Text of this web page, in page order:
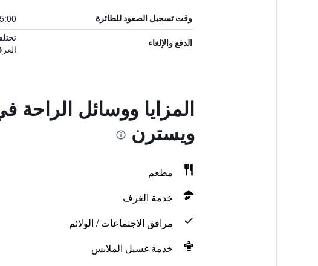
وقت تسجيل الصعود للطائرة
الدفع والإلغاء
المزايا ووسائل
ويسترن
مطعم
خدمة الغرف
مرافق الاجتماعات / الولائم
خدمة غسيل الملابس